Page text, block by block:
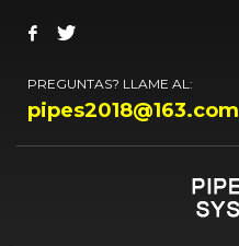
PREGUNTAS? LLAME AL:
pipes2018@163.com